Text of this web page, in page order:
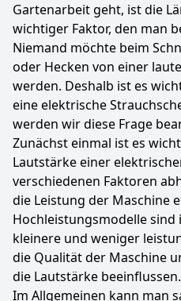
Gartenarbeit geht, ist die
wichtiger Faktor, den man
Niemand möchte beim
oder Hecken von einer
werden. Deshalb ist es
eine elektrische
werden wir diese Frage
Zunächst einmal ist es
Lautstärke einer
verschiedenen Faktoren
die Leistung der Maschine
Hochleistungsmodelle sind
kleinere und weniger
die Qualität der Maschine
die Lautstärke beeinflussen.
Im Allgemeinen kann man